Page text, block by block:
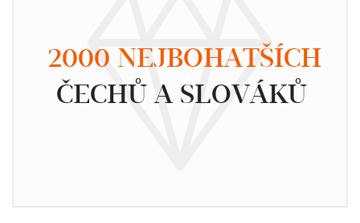
2000 NEJBOHATŠÍCH
ČECHŮ A SLOVÁKŮ